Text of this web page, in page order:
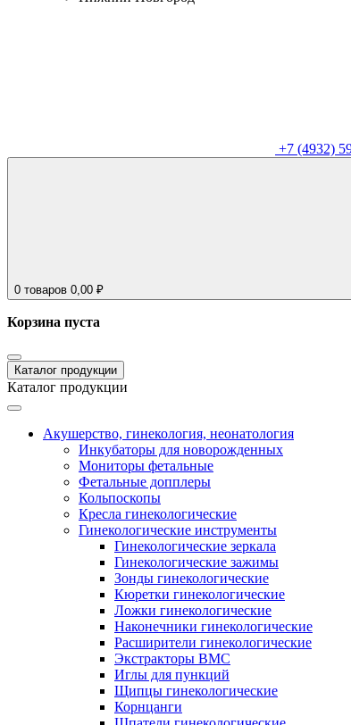
+7 (4932)
0 товаров 0,00 ₽
Корзина пуста
Каталог продукции
Каталог продукции
Акушерство, гинекология, неонатология
Инкубаторы для новорожденных
Мониторы фетальные
Фетальные допплеры
Кольпоскопы
Кресла гинекологические
Гинекологические инструменты
Гинекологические зеркала
Гинекологические зажимы
Зонды гинекологические
Кюретки гинекологические
Ложки гинекологические
Наконечники гинекологические
Расширители гинекологические
Экстракторы ВМС
Иглы для пункций
Щипцы гинекологические
Корнцанги